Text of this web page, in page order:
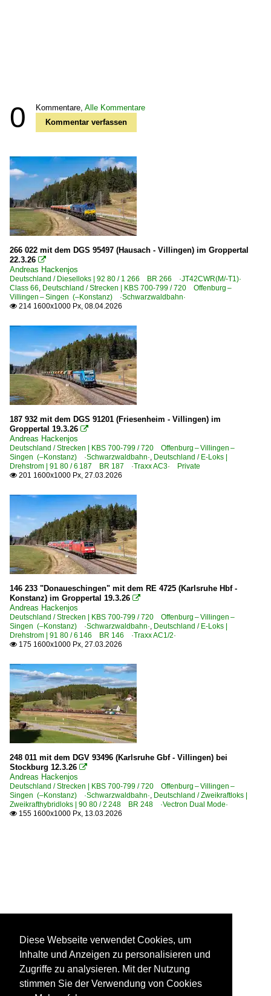
0 Kommentare, Alle Kommentare
Kommentar verfassen
266 022 mit dem DGS 95497 (Hausach - Villingen) im Groppertal
22.3.26 
Andreas Hackenjos
Deutschland / Dieselloks | 92 80 / 1 266 BR 266 ·JT42CWR(M/-T1)·
Class 66, Deutschland / Strecken | KBS 700-799 / 720 Offenburg –
Villingen – Singen (–Konstanz) ·Schwarzwaldbahn·
 214 1600x1000 Px, 08.04.2026
187 932 mit dem DGS 91201 (Friesenheim - Villingen) im
Groppertal 19.3.26 
Andreas Hackenjos
Deutschland / Strecken | KBS 700-799 / 720 Offenburg – Villingen –
Singen (–Konstanz) ·Schwarzwaldbahn·, Deutschland / E-Loks |
Drehstrom | 91 80 / 6 187 BR 187 ·Traxx AC3· Private
 201 1600x1000 Px, 27.03.2026
146 233 "Donaueschingen" mit dem RE 4725 (Karlsruhe Hbf -
Konstanz) im Groppertal 19.3.26 
Andreas Hackenjos
Deutschland / Strecken | KBS 700-799 / 720 Offenburg – Villingen –
Singen (–Konstanz) ·Schwarzwaldbahn·, Deutschland / E-Loks |
Drehstrom | 91 80 / 6 146 BR 146 ·Traxx AC1/2·
 175 1600x1000 Px, 27.03.2026
248 011 mit dem DGV 93496 (Karlsruhe Gbf - Villingen) bei
Stockburg 12.3.26 
Andreas Hackenjos
Deutschland / Strecken | KBS 700-799 / 720 Offenburg – Villingen –
Singen (–Konstanz) ·Schwarzwaldbahn·, Deutschland / Zweikraftloks |
Zweikrafthybridloks | 90 80 / 2 248 BR 248 ·Vectron Dual Mode·
 155 1600x1000 Px, 13.03.2026
Diese Webseite verwendet Cookies, um
Inhalte und Anzeigen zu personalisieren und
Zugriffe zu analysieren. Mit der Nutzung
stimmen Sie der Verwendung von Cookies